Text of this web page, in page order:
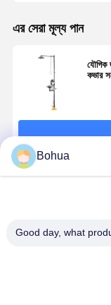
এর সেরা মূল্য পান
যৌগিক
কভার
Bohua
Good day, what